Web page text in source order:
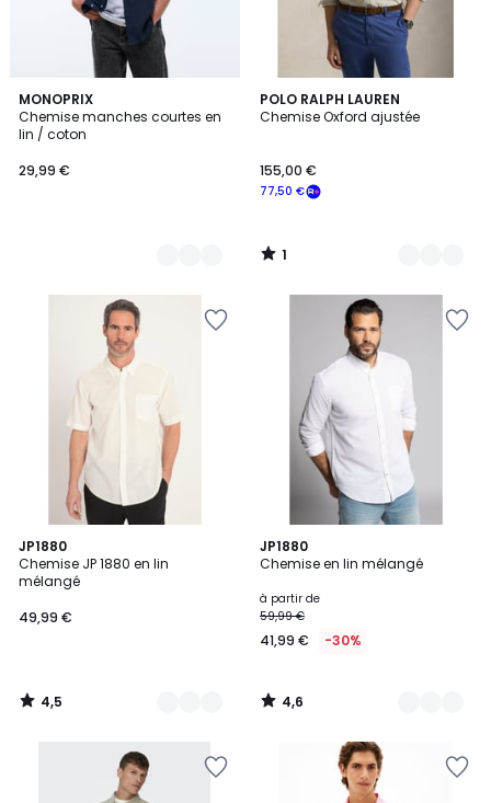
MONOPRIX
Chemise manches courtes en
lin / coton
29,99 €
2
Couleurs
POLO RALPH LAUREN
Chemise Oxford ajustée
77,50 €
155,00 €
1
/
2
Couleurs
1
/
JP1880
Chemise JP 1880 en lin
mélangé
49,99 €
4,5
/ 5
8
Couleurs
4,5
/
JP1880
Chemise en lin mélangé
à partir de
59,99 €
41,99 € -30%
4,6
/ 5
12
Couleurs
4,6
/